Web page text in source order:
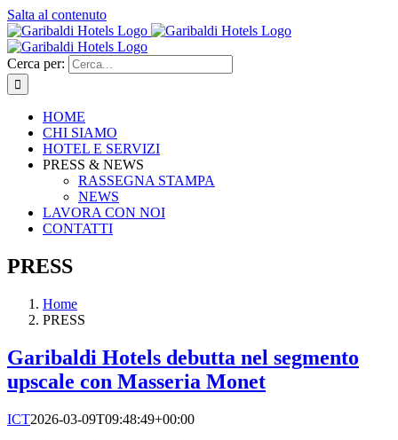
Salta al contenuto
Cerca per:
HOME
CHI SIAMO
HOTEL E SERVIZI
PRESS & NEWS
RASSEGNA STAMPA
NEWS
LAVORA CON NOI
CONTATTI
PRESS
Home
PRESS
Garibaldi Hotels debutta nel segmento
upscale con Masseria Monet
ICT2026-03-09T09:48:49+00:00